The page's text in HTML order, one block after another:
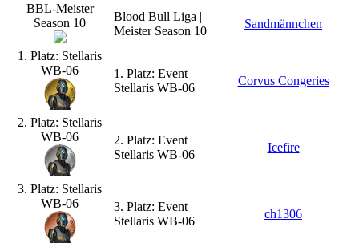
BBL-Meister
Season 10
Blood Bull Liga |
Meister Season 10
Sandmännchen
1. Platz: Stellaris
WB-06
1. Platz: Event |
Stellaris WB-06
Corvus Congeries
2. Platz: Stellaris
WB-06
2. Platz: Event |
Stellaris WB-06
Icefire
3. Platz: Stellaris
WB-06
3. Platz: Event |
Stellaris WB-06
ch1306